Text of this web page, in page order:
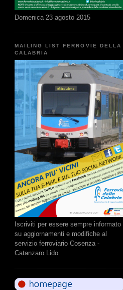
Domenica 23 agosto 2015
MAILING LIST FERROVIE DELLA
CALABRIA
Iscriviti per essere sempre informato
su aggiornamenti e modifiche al
servizio ferroviario Cosenza -
Catanzaro Lido